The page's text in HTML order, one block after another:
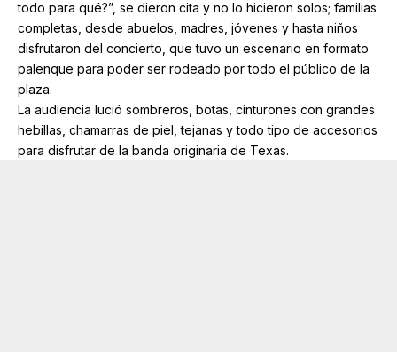
todo para qué?”, se dieron cita y no lo hicieron solos; familias
completas, desde abuelos, madres, jóvenes y hasta niños
disfrutaron del concierto, que tuvo un escenario en formato
palenque para poder ser rodeado por todo el público de la
plaza.
La audiencia lució sombreros, botas, cinturones con grandes
hebillas, chamarras de piel, tejanas y todo tipo de accesorios
para disfrutar de la banda originaria de Texas.